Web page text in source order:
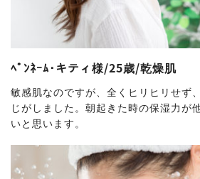
ﾍﾟﾝﾈｰﾑ･キティ様/25歳/乾燥肌
敏感肌なのですが、全くヒリヒリせず
じがしました。朝起きた時の保湿力が
いと思います。